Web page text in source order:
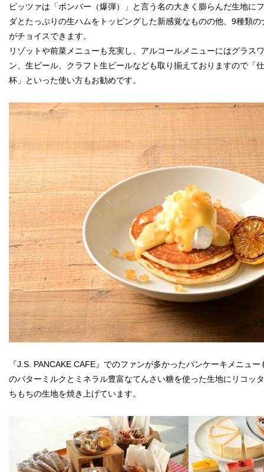
ピッツァは「ボンバー（爆弾）」と言う名の大きく膨らんだ生地に
ダとたっぷりの生ハムをトッピングした新感覚なものの他、9種類
がチョイスできます。
リゾットや前菜メニューも充実し、アルコールメニューにはグラス
ン、生ビール、クラフト生ビールなども取り揃えておりますので「
杯」といった使い方もお勧めです。
『J.S. PANCAKE CAFE』でのファンが多かったパンケーキメニュ
のバターミルクとミネラル豊富なてんさい糖を使った生地にリコッ
ちもちの生地を焼き上げています。